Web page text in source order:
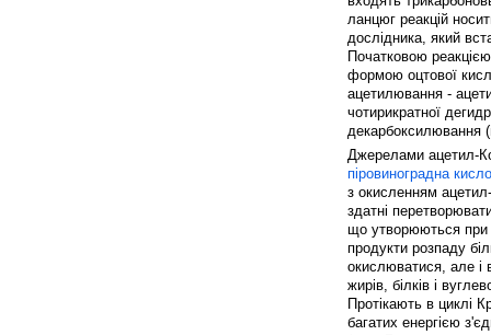
ланцюг реакцій
дослідника, який
Початковою
формою оцтової
ацетилювання -
чотирикратної
декарбоксилювання
Джерелами ацетил-
піровиноградна
з окисленням
здатні
що утворюються при
продукти розпаду
окислюватися, але і
жирів, білків і
Протікають в циклі
багатих енергією